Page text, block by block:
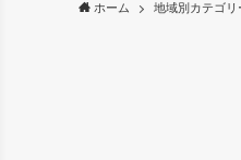
ホーム 地域別カテゴリ